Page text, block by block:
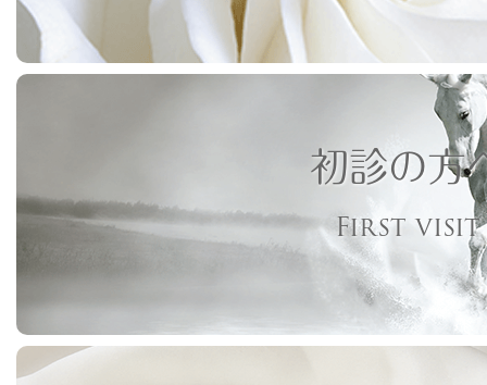
初診の方
First visit